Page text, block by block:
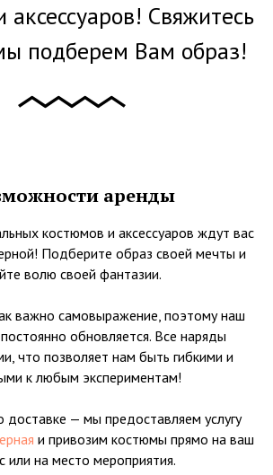
аксессуаров! Свяжитесь
подберем Вам образ!
аренды
костюмов и аксессуаров ждут вас
Подберите образ своей мечты и
волю своей фантазии.
важно самовыражение, поэтому наш
обновляется. Все наряды
что позволяет нам быть гибкими и
к любым экспериментам!
доставке — мы предоставляем услугу
и привозим костюмы прямо на ваш
или на место мероприятия.